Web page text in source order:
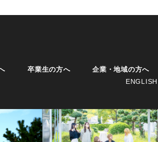
卒業生の方へ
企業・地域の方へ
ENGLISH